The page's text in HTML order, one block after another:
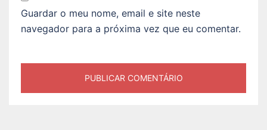
Guardar o meu nome, email e site neste
navegador para a próxima vez que eu comentar.